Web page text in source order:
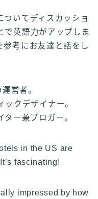
いてディスカッショ
で英語力がアップしま
参考にお友達と話をし
営者。
クデザイナー。
ー兼ブロガー。
in the US are
fascinating!
impressed by how